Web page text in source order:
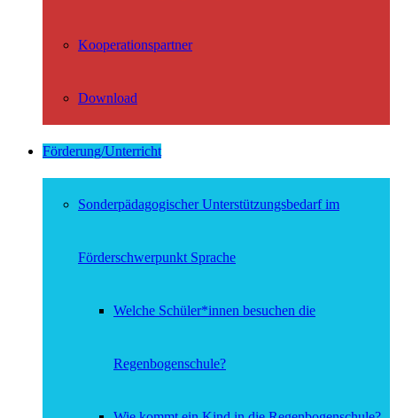
Kooperationspartner
Download
Förderung/Unterricht
Sonderpädagogischer Unterstützungsbedarf im
Förderschwerpunkt Sprache
Welche Schüler*innen besuchen die
Regenbogenschule?